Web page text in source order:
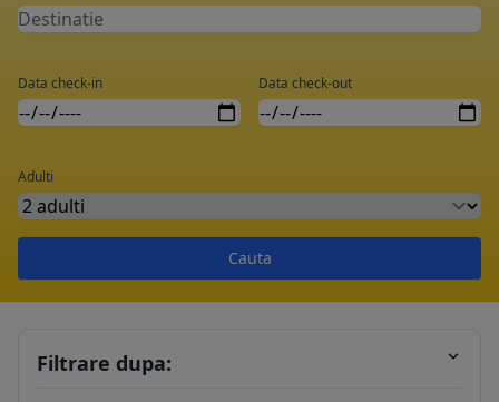
Data check-in Data check-out
Adulti
Cauta
Filtrare dupa: